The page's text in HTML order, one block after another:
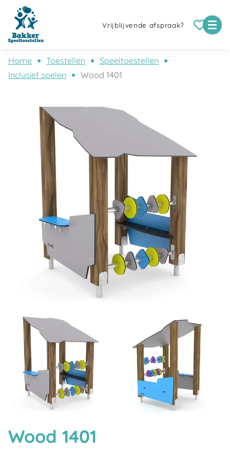
Vrijblijvende afspraak?
Home Toestellen
Speeltoestellen
Inclusief spelen
Wood 1401
Wood 1401